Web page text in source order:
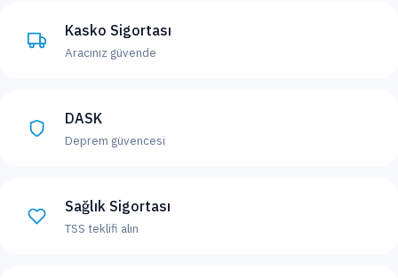
Kasko Sigortası
Aracınız güvende
DASK
Deprem güvencesi
Sağlık Sigortası
TSS teklifi alın